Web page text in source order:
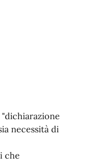
necessità di
che